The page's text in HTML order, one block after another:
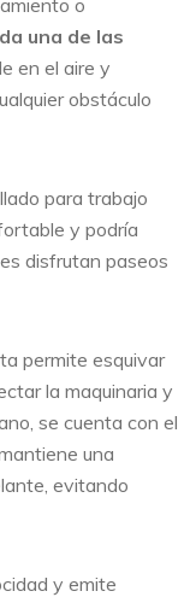
o
una de las
en el aire y
obstáculo
para trabajo
y podría
disfrutan paseos
permite esquivar
la maquinaria y
se cuenta con el
una
evitando
y emite